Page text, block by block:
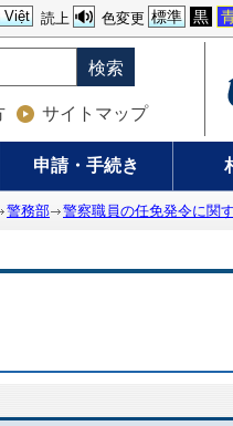
色変更 標準 黒
読上
Việt
検索
サイトマップ
申請・手続き
警務部 警察職員の任免発令に関